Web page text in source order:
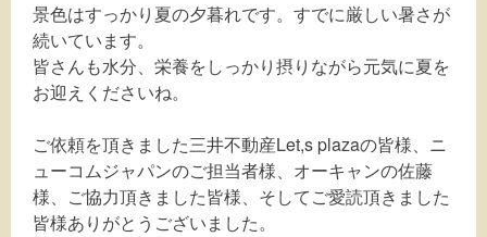
景色はすっかり夏の夕暮れです。すでに厳しい暑さが
続いています。
皆さんも水分、栄養をしっかり摂りながら元気に夏を
お迎えくださいね。
ご依頼を頂きました三井不動産Let,s plazaの皆様、ニ
ューコムジャパンのご担当者様、オーキャンの佐藤
様、ご協力頂きました皆様、そしてご愛読頂きました
皆様ありがとうございました。